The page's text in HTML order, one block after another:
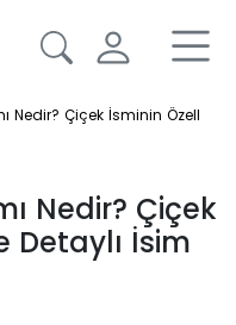
Nedir? Çiçek İsminin
Nedir? Çiçek
Detaylı İsim